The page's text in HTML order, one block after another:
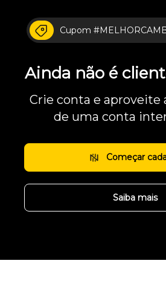
Cupom
Ainda não é
Crie conta e aproveite
de uma conta
Começar
Saiba mais